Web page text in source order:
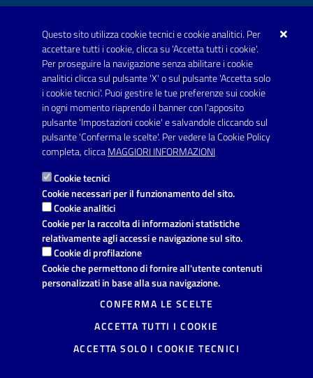
Questo sito utilizza cookie tecnici e cookie analitici. Per
accettare tutti i cookie, clicca su 'Accetta tutti i cookie'.
Per proseguire la navigazione senza abilitare i cookie
analitici clicca sul pulsante 'X' o sul pulsante 'Accetta solo
i cookie tecnici'. Puoi gestire le tue preferenze sui cookie
in ogni momento riaprendo il banner con l'apposito
pulsante 'Impostazioni cookie' e salvandole cliccando sul
pulsante 'Conferma le scelte'. Per vedere la Cookie Policy
completa, cliccaMAGGIORI INFORMAZIONI
Cookie tecnici
Cookie necessari per il funzionamento del sito.
Cookie analitici
Cookie per la raccolta di informazioni statistiche
relativamente agli accessi e navigazione sul sito.
Cookie di profilazione
Cookie che permettono di fornire all'utente contenuti
personalizzati in base alla sua navigazione.
CONFERMA LE SCELTE
ACCETTA TUTTI I COOKIE
ACCETTA SOLO I COOKIE TECNICI
Posta Elettronica Certificata:
protocollo.comunecarmiano@pec.rupar.puglia.it
URP - Ufficio Relazioni con il Pubblico
Link utili
Informativa privacy
Dichiarazione di accessibilità
Note legali
Domande frequenti
Richiesta di assistenza
Segnalazione disservizio
Prenotazione appuntamento
Mappa del sito